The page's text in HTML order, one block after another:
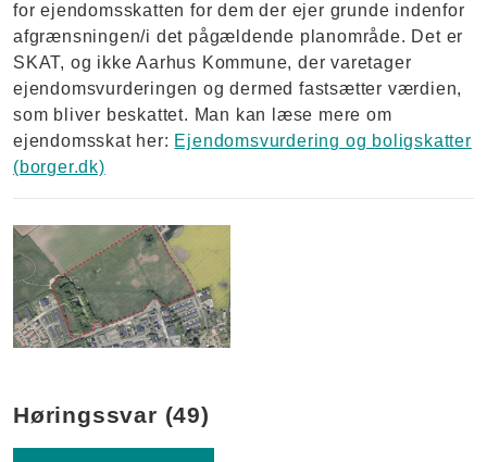
for ejendomsskatten for dem der ejer grunde indenfor
afgrænsningen/i det pågældende planområde. Det er
SKAT, og ikke Aarhus Kommune, der varetager
ejendomsvurderingen og dermed fastsætter værdien,
som bliver beskattet. Man kan læse mere om
ejendomsskat her: Ejendomsvurdering og boligskatter
(borger.dk)
Luftfoto af afgrænsning for lokalplanforslag nr. 1205
Høringssvar (49)